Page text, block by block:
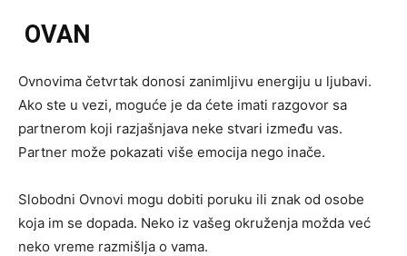
OVAN
Ovnovima četvrtak donosi zanimljivu energiju u ljubavi.
Ako ste u vezi, moguće je da ćete imati razgovor sa
partnerom koji razjašnjava neke stvari između vas.
Partner može pokazati više emocija nego inače.
Slobodni Ovnovi mogu dobiti poruku ili znak od osobe
koja im se dopada. Neko iz vašeg okruženja možda već
neko vreme razmišlja o vama.